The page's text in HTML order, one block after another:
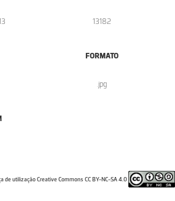
13182
FORMATO
.jpg
de utilização Creative Commons CC BY-NC-SA 4.0